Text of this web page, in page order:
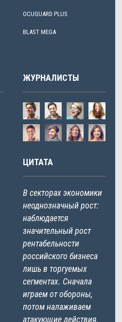
OCUGUARD PLUS
BLAST MEGA
ЖУРНАЛИСТЫ
ЦИТАТА
В секторах экономики
неоднозначный рост:
наблюдается
значительный рост
рентабельности
российского бизнеса
лишь в торгуемых
сегментах. Сначала
играем от обороны,
потом налаживаем
атакующие действия.